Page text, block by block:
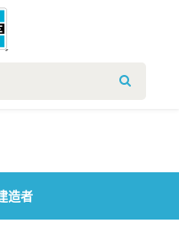
SEARCH
造者